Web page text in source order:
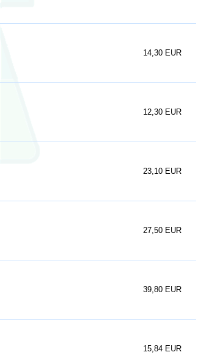
14,30 EUR
12,30 EUR
23,10 EUR
27,50 EUR
39,80 EUR
15,84 EUR